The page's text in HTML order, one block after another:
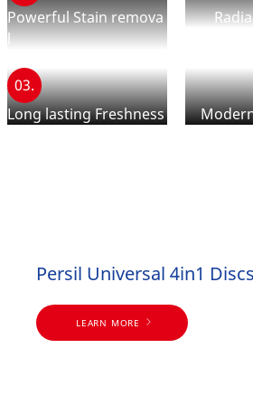
Powerful Stain remova
l
03.
Long lasting Freshness
Persil Universal 4in1 Discs
LEARN MORE